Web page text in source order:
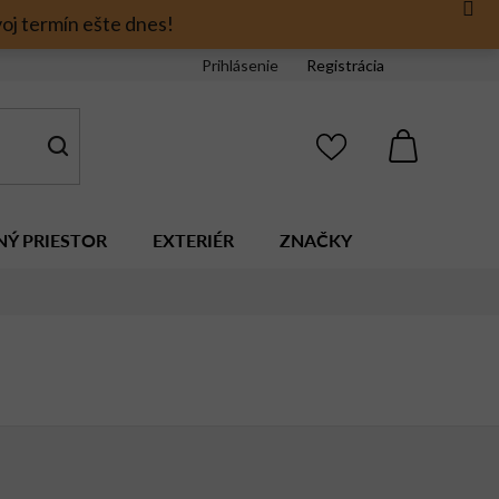
termín ešte dnes!
Prihlásenie Registrácia
PRIESTOR EXTERIÉR ZNAČKY